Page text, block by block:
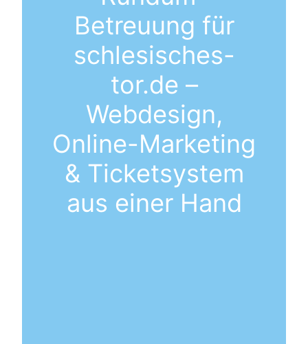
Betreuung für
schlesisches-
tor.de –
Webdesign,
Online-Marketing
& Ticketsystem
aus einer Hand